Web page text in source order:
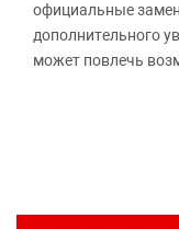
официальные
дополнительного
может повлечь